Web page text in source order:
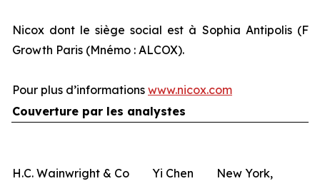
Nicox dont le siège social est à Sophia Antipolis
Growth Paris (Mnémo : ALCOX).
Pour plus d’informations www.nicox.com
Couverture par les analystes
H.C. Wainwright & Co Yi Chen New York,